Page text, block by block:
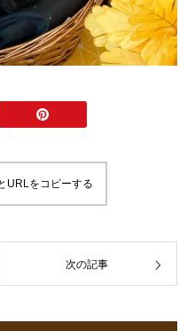
URLをコピーする
次の記事